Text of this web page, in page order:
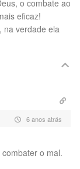
o combate ao
eficaz!
na verdade ela
6 anos atrás
o mal.